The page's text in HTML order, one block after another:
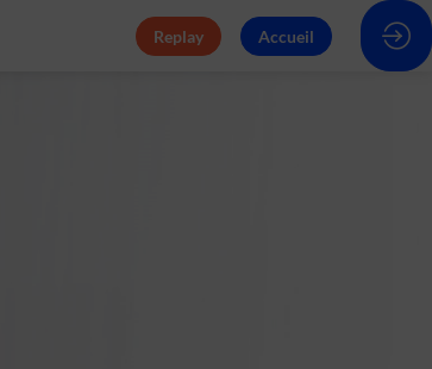
Replay Accueil